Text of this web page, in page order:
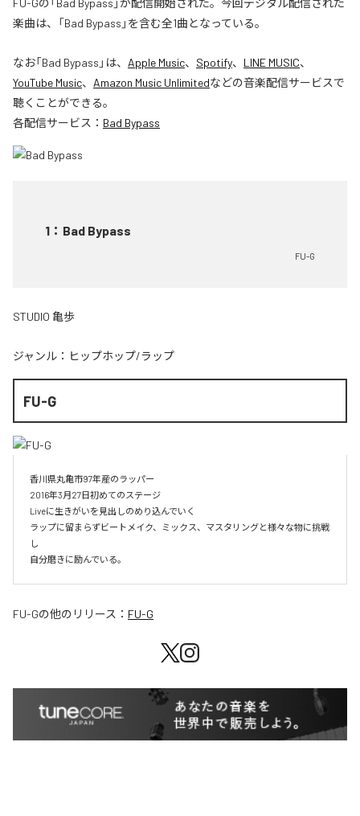
FU-Gの「Bad Bypass」が配信開始された。今回デジタル配信された
楽曲は、「Bad Bypass」を含む全1曲となっている。
なお「Bad Bypass 」は、 Apple Music、 Spotify、 LINE MUSIC、
YouTube Music、 Amazon Music Unlimitedなどの音楽配信サービスで
聴くことができる。
各配信サービス： Bad Bypass
1 ： Bad Bypass
FU-G
STUDIO 亀歩
ジャンル： ヒップホップ/ラップ
FU-G
香川県丸亀市97年産のラッパー
2016年3月27日初めてのステージ
Liveに生きがいを見出しのめり込んでいく
ラップに留まらずビートメイク、ミックス、マスタリングと様々な物に挑戦
し
自分磨きに励んでいる。
FU-Gの他のリリース： FU-G